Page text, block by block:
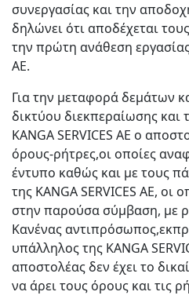
συνεργασίας και την
δηλώνει ότι αποδέχεται
την πρώτη ανάθεση εργασίας
AE.
Για την μεταφορά δεμάτων
δικτύου διεκπεραίωσης και
KANGA SERVICES AE ο
όρους-ρήτρες,οι οποίες
έντυπο καθώς και με τους
της KANGA SERVICES AE,
στην παρούσα σύμβαση, με
Κανένας
υπάλληλος της KANGA
αποστολέας δεν έχει το
να άρει τους όρους και τις